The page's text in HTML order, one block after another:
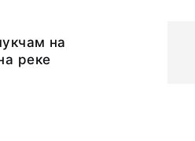
на
реке